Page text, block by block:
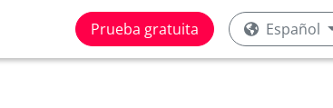
Prueba gratuita Español